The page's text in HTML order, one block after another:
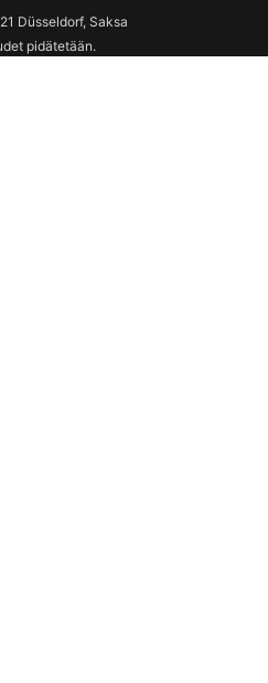
Düsseldorf, Saksa
pidätetään.